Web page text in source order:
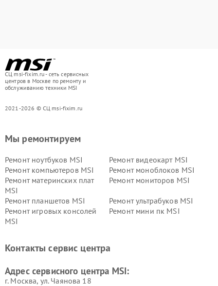
СЦ msi-fixim.ru - сеть сервисных
центров в Москве по ремонту и
обслуживанию техники MSI
2021-2026 © СЦ msi-fixim.ru
Мы ремонтируем
Ремонт ноутбуков MSI
Ремонт видеокарт MSI
Ремонт компьютеров MSI
Ремонт моноблоков MSI
Ремонт материнских плат
MSI
Ремонт мониторов MSI
Ремонт планшетов MSI
Ремонт ультрабуков MSI
Ремонт игровых консолей
MSI
Ремонт мини пк MSI
Контакты сервис центра
Адрес сервисного центра MSI:
г. Москва, ул. Чаянова 18